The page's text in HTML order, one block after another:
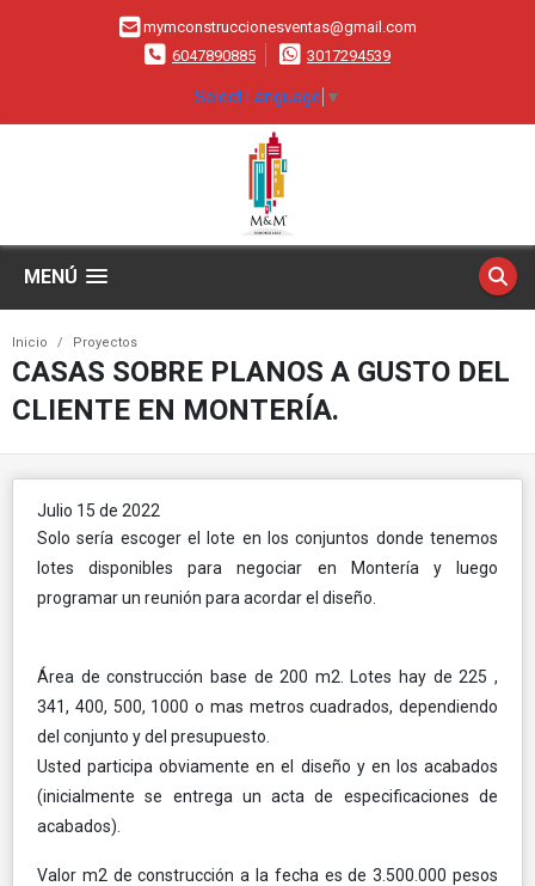
mymconstruccionesventas@gmail.com
6047890885
3017294539
Select Language ▼
MENÚ
Inicio Proyectos
CASAS SOBRE PLANOS A GUSTO DEL
CLIENTE EN MONTERÍA.
Julio 15 de 2022
Solo sería escoger el lote en los conjuntos donde tenemos
lotes disponibles para negociar en Montería y luego
programar un reunión para acordar el diseño.
Área de construcción base de 200 m2. Lotes hay de 225 ,
341, 400, 500, 1000 o mas metros cuadrados, dependiendo
del conjunto y del presupuesto.
Usted participa obviamente en el diseño y en los acabados
(inicialmente se entrega un acta de especificaciones de
acabados).
Valor m2 de construcción a la fecha es de 3.500.000 pesos